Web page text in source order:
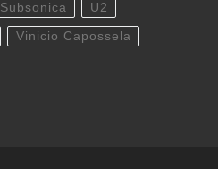
Subsonica U2
Vinicio Capossela